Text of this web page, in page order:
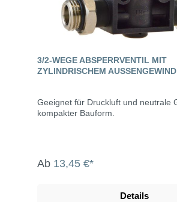
3/2-WEGE ABSPERRVENTIL MIT
ZYLINDRISCHEM
Geeignet für Druckluft und neutrale
kompakter Bauform.
Ab 13,45 €*
Details